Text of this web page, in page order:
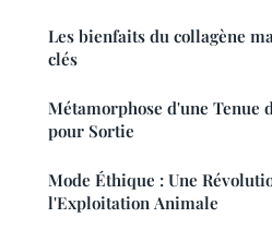
Les bienfaits du collagène
clés
Métamorphose d'une Tenue
pour Sortie
Mode Éthique : Une
l'Exploitation Animale